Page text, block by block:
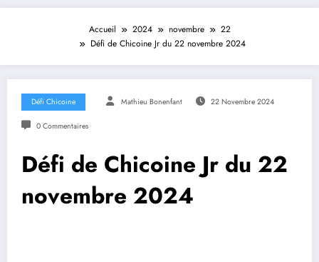
Accueil 2024 novembre
22
Défi de Chicoine Jr du 22 novembre 2024
Défi Chicoine Mathieu Bonenfant 22 Novembre 2024
0 Commentaires
Défi de Chicoine Jr du 22
novembre 2024